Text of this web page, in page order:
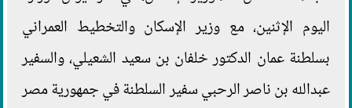
اليوم الإثنين، مع وزير الإسكان والتخطيط العمراني
بسلطنة عمان الدكتور خلفان بن سعيد الشعيلي، والسفير
عبدالله بن ناصر الرحبي سفير السلطنة في جمهورية مصر